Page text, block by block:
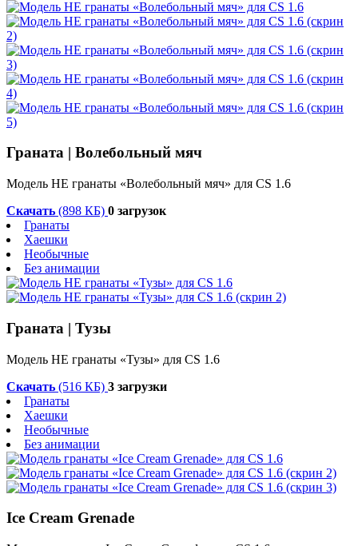
Граната | Волебольный мяч
Модель HE гранаты «Волебольный мяч» для CS 1.6
Скачать (898 КБ) 0 загрузок
Гранаты
Хаешки
Необычные
Без анимации
Граната | Тузы
Модель HE гранаты «Тузы» для CS 1.6
Скачать (516 КБ) 3 загрузки
Гранаты
Хаешки
Необычные
Без анимации
Ice Cream Grenade